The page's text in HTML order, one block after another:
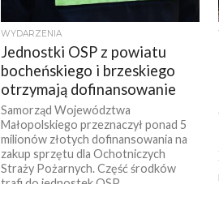
WYDARZENIA
Jednostki OSP z powiatu
bocheńskiego i brzeskiego
otrzymają dofinansowanie
Samorząd Województwa
Małopolskiego przeznaczył ponad 5
milionów złotych dofinansowania na
zakup sprzętu dla Ochotniczych
Straży Pożarnych. Część środków
trafi do jednostek OSP...